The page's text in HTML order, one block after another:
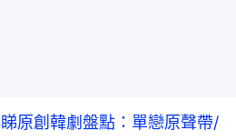
原創韓劇盤點：單戀原聲帶/